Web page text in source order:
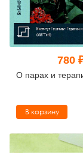
780
О парах и
В корзину